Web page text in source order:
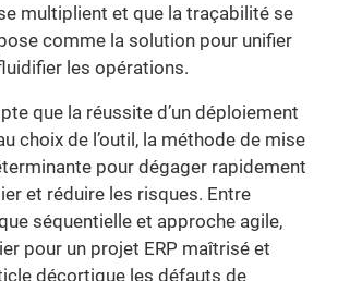
multiplient et que la traçabilité se
comme la solution pour unifier
les opérations.
que la réussite d’un déploiement
choix de l’outil, la méthode de mise
pour dégager rapidement
et réduire les risques. Entre
séquentielle et approche agile,
pour un projet ERP maîtrisé et
décortique les défauts de